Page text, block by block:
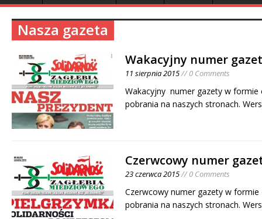
Nasza gazeta
Wakacyjny numer
11 sierpnia 2015// 0 Comments
Wakacyjny numer gazety w formie
pobrania na naszych stronach.
Czerwcowy numer
23 czerwca 2015// 0 Comments
Czerwcowy numer gazety w
pobrania na naszych stronach.